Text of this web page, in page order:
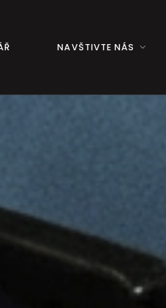
NAVŠTIVTE NÁS